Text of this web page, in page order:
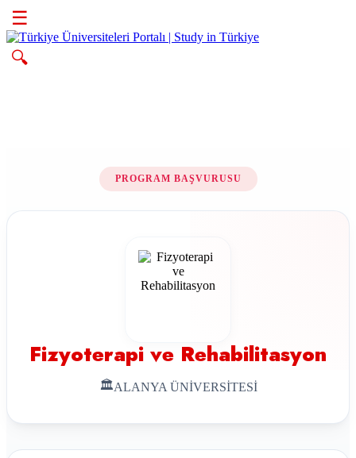
☰
🔍
PROGRAM BAŞVURUSU
Fizyoterapi ve Rehabilitasyon
🏛ALANYA ÜNİVERSİTESİ